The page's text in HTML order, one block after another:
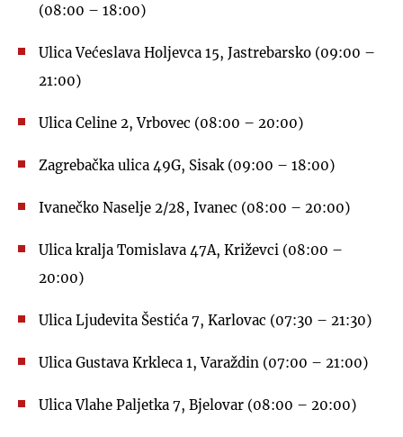
(08:00 – 18:00)
Ulica Većeslava Holjevca 15, Jastrebarsko (09:00 –
21:00)
Ulica Celine 2, Vrbovec (08:00 – 20:00)
Zagrebačka ulica 49G, Sisak (09:00 – 18:00)
Ivanečko Naselje 2/28, Ivanec (08:00 – 20:00)
Ulica kralja Tomislava 47A, Križevci (08:00 –
20:00)
Ulica Ljudevita Šestića 7, Karlovac (07:30 – 21:30)
Ulica Gustava Krkleca 1, Varaždin (07:00 – 21:00)
Ulica Vlahe Paljetka 7, Bjelovar (08:00 – 20:00)